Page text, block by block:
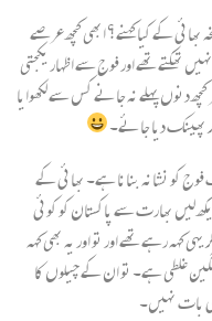
کے کیا کہنے؟ ابھی کچھ عرصے
تھکتے تھے اور فوج سے اظہار یکجتی
دنوں پہلے نہ جانے کس سے لکھوایا
پھینک دیا جائے۔
فوج کو نشانہ بنانا ہے۔ بھائی کے
لیں بھارت سے پاکستان کو کوئی
کہہ رہے تھے اور تو اور یہ بھی کہہ
غلطی ہے۔ تو ان کے چیلوں کا
بات نہیں۔